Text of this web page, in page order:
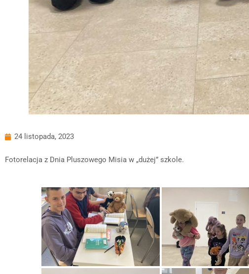
24 listopada, 2023
Fotorelacja z Dnia Pluszowego Misia w „dużej” szkole.